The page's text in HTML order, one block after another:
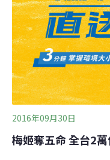
雨後田間積水，致植
全株葉片萎凋失水，
田園。此外，部分洛
東農改場建議，清除
小綠葉蟬孳生源，另
2016年09月30日
梅姬奪五命 全台2